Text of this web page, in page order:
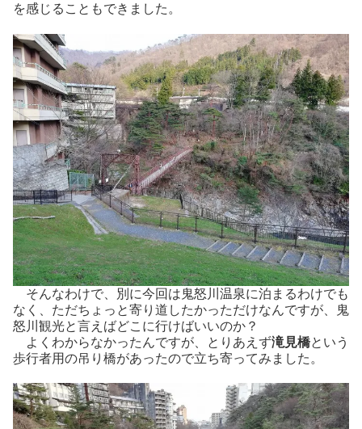
を感じることもできました。
そんなわけで、別に今回は鬼怒川温泉に泊まるわけでも
なく、ただちょっと寄り道したかっただけなんですが、鬼
怒川観光と言えばどこに行けばいいのか？
よくわからなかったんですが、とりあえず滝見橋という
歩行者用の吊り橋があったので立ち寄ってみました。